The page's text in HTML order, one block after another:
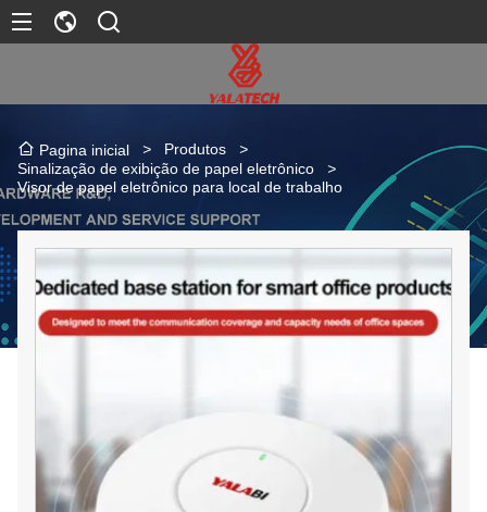
Pagina inicial > Produtos
>
Sinalização de exibição de papel eletrônico
>
Visor de papel eletrônico para local de trabalho